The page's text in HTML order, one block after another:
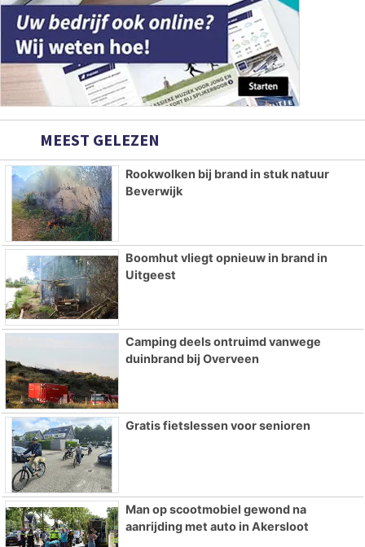
MEEST GELEZEN
Rookwolken bij brand in stuk natuur
Beverwijk
Boomhut vliegt opnieuw in brand in
Uitgeest
Camping deels ontruimd vanwege
duinbrand bij Overveen
Gratis fietslessen voor senioren
Man op scootmobiel gewond na
aanrijding met auto in Akersloot